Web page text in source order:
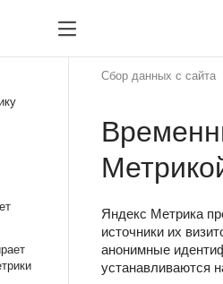
Сбор данных с сайта
Яндекс Метрика
источники их
анонимные
устанавливаются